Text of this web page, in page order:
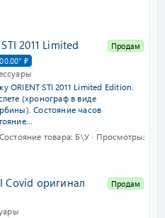
Продам
2011 Limited
₽
ORIENT STI 2011 Limited Edition.
(хронограф в виде
Состояние часов
Состояние товара Б\У
Просмотры
Продам
Covid оригинал